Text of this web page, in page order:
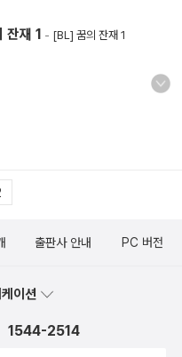
재 1 - [BL] 꿈의 잔재 1
출판사 안내 PC 버전
이션
1544-2514